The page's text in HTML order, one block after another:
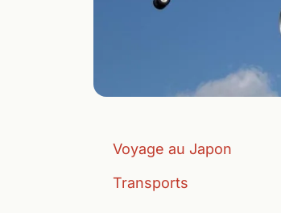
Voyage au Japon
Transports